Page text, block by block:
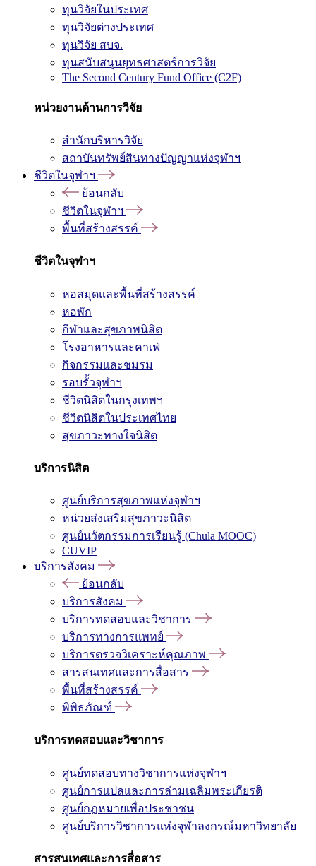
ทุนวิจัยในประเทศ
ทุนวิจัยต่างประเทศ
ทุนวิจัย สบจ.
ทุนสนับสนุนยุทธศาสตร์การวิจัย
The Second Century Fund Office (C2F)
หน่วยงานด้านการวิจัย
สำนักบริหารวิจัย
สถาบันทรัพย์สินทางปัญญาแห่งจุฬาฯ
ชีวิตในจุฬาฯ
ย้อนกลับ
ชีวิตในจุฬาฯ
พื้นที่สร้างสรรค์
ชีวิตในจุฬาฯ
หอสมุดและพื้นที่สร้างสรรค์
หอพัก
กีฬาและสุขภาพนิสิต
โรงอาหารและคาเฟ่
กิจกรรมและชมรม
รอบรั้วจุฬาฯ
ชีวิตนิสิตในกรุงเทพฯ
ชีวิตนิสิตในประเทศไทย
สุขภาวะทางใจนิสิต
บริการนิสิต
ศูนย์บริการสุขภาพแห่งจุฬาฯ
หน่วยส่งเสริมสุขภาวะนิสิต
ศูนย์นวัตกรรมการเรียนรู้ (Chula MOOC)
CUVIP
บริการสังคม
ย้อนกลับ
บริการสังคม
บริการทดสอบและวิชาการ
บริการทางการแพทย์
บริการตรวจวิเคราะห์คุณภาพ
สารสนเทศและการสื่อสาร
พื้นที่สร้างสรรค์
พิพิธภัณฑ์
บริการทดสอบและวิชาการ
ศูนย์ทดสอบทางวิชาการแห่งจุฬาฯ
ศูนย์การแปลและการล่ามเฉลิมพระเกียรติ
ศูนย์กฎหมายเพื่อประชาชน
ศูนย์บริการวิชาการแห่งจุฬาลงกรณ์มหาวิทยาลัย
สารสนเทศและการสื่อสาร